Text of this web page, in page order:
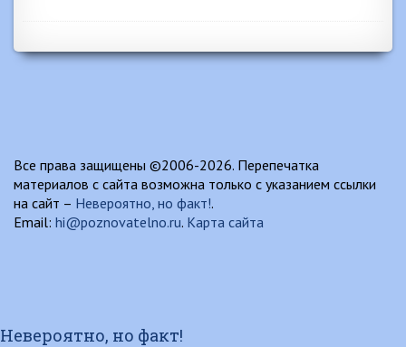
Все права защищены ©2006-2026. Перепечатка
материалов с сайта возможна только с указанием ссылки
на сайт – Невероятно, но факт!.
Email: hi@poznovatelno.ru. Карта сайта
Невероятно, но факт!